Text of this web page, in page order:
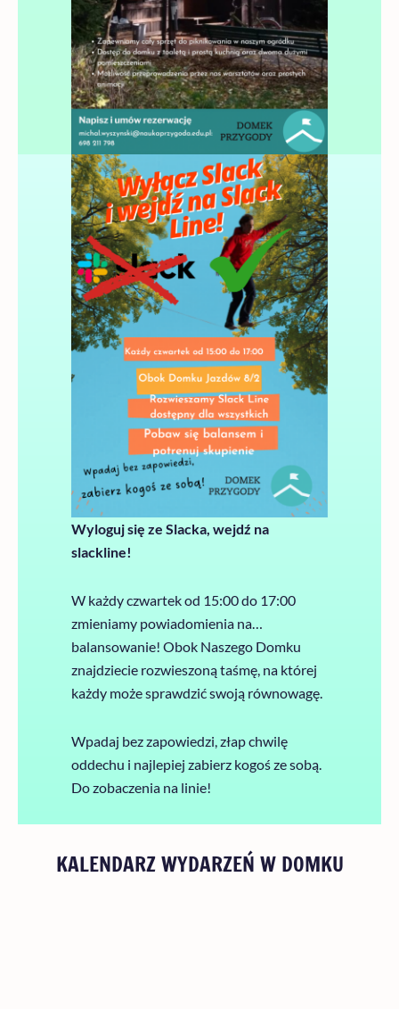
Wyloguj się ze Slacka, wejdź na
slackline!
W każdy czwartek od 15:00 do 17:00
zmieniamy powiadomienia na…
balansowanie! Obok Naszego Domku
znajdziecie rozwieszoną taśmę, na której
każdy może sprawdzić swoją równowagę.
Wpadaj bez zapowiedzi, złap chwilę
oddechu i najlepiej zabierz kogoś ze sobą.
Do zobaczenia na linie!
KALENDARZ WYDARZEŃ W DOMKU